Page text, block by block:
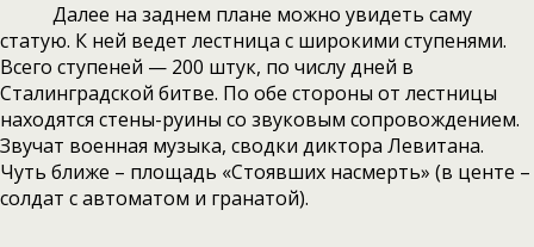
Далее на заднем плане можно увидеть саму
статую. К ней ведет лестница с широкими ступенями.
Всего ступеней — 200 штук, по числу дней в
Сталинградской битве. По обе стороны от лестницы
находятся стены-руины со звуковым сопровождением.
Звучат военная музыка, сводки диктора Левитана.
Чуть ближе – площадь «Стоявших насмерть» (в центе –
солдат с автоматом и гранатой).